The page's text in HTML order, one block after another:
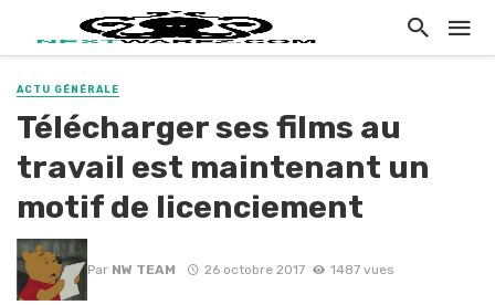
ACTU GÉNÉRALE
Télécharger ses films au
travail est maintenant un
motif de licenciement
Par NW TEAM 26 octobre 2017 1487 vues